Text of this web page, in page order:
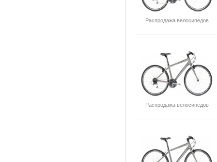
Распродажа велосипедов
Распродажа велосипедов